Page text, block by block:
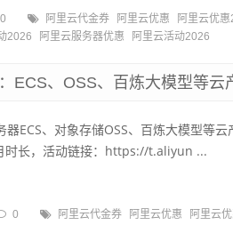
0 阿里云代金券 阿里云优惠 阿里云优
2026 阿里云服务器优惠 阿里云活动2026
ECS、OSS、百炼大模型等云
ECS、对象存储OSS、百炼大模型等云
时长，活动链接：https://t.aliyun ...
0 阿里云代金券 阿里云优惠 阿里云